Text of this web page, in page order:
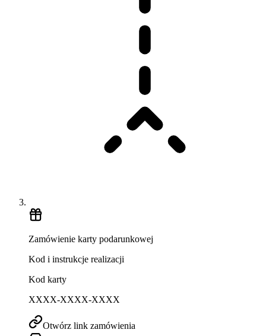
Zamówienie karty podarunkowej
Kod i instrukcje realizacji
Kod karty
XXXX-XXXX-XXXX
Otwórz link zamówienia